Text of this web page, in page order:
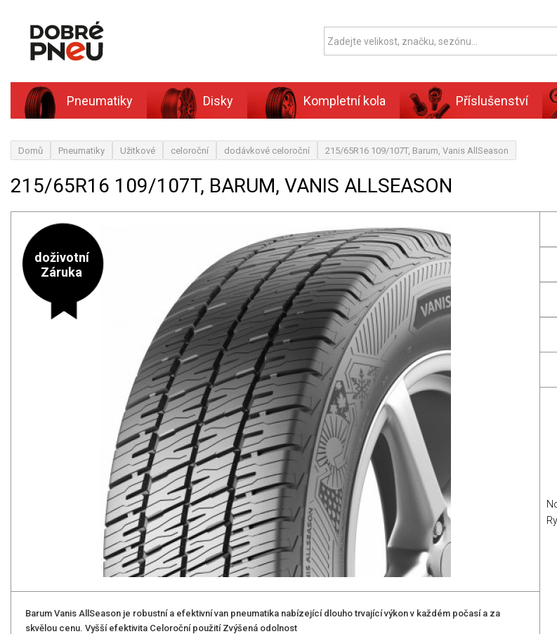
Pneumatiky Disky Kompletní kola Příslušenství
Domů Pneumatiky Užitkové celoroční dodávkové celoroční 215/65R16 109/107T, Barum, Vanis AllSeason
215/65R16 109/107T, BARUM, VANIS ALLSEASON
doživotní
Záruka
Barum Vanis AllSeason je robustní a efektivní van pneumatika nabízející dlouho trvající výkon v každém počasí a za
skvělou cenu. Vyšší efektivita Celoroční použití Zvýšená odolnost